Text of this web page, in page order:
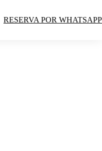
RESERVA POR WHATSAPP